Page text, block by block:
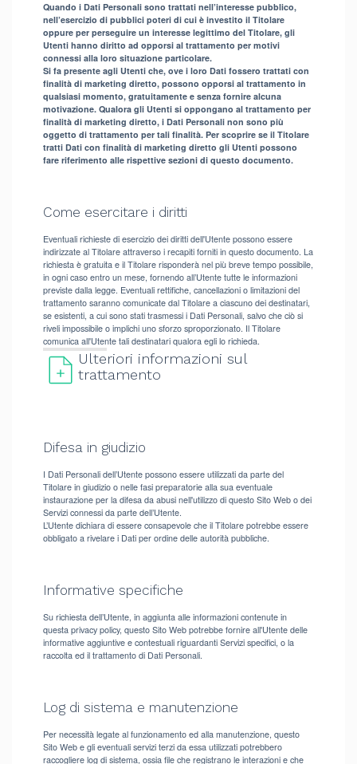
Quando i Dati Personali sono trattati nell’interesse pubblico,
nell’esercizio di pubblici poteri di cui è investito il Titolare
oppure per perseguire un interesse legittimo del Titolare, gli
Utenti hanno diritto ad opporsi al trattamento per motivi
connessi alla loro situazione particolare.
Si fa presente agli Utenti che, ove i loro Dati fossero trattati con
finalità di marketing diretto, possono opporsi al trattamento in
qualsiasi momento, gratuitamente e senza fornire alcuna
motivazione. Qualora gli Utenti si oppongano al trattamento per
finalità di marketing diretto, i Dati Personali non sono più
oggetto di trattamento per tali finalità. Per scoprire se il Titolare
tratti Dati con finalità di marketing diretto gli Utenti possono
fare riferimento alle rispettive sezioni di questo documento.
Come esercitare i diritti
Eventuali richieste di esercizio dei diritti dell'Utente possono essere
indirizzate al Titolare attraverso i recapiti forniti in questo documento. La
richiesta è gratuita e il Titolare risponderà nel più breve tempo possibile,
in ogni caso entro un mese, fornendo all’Utente tutte le informazioni
previste dalla legge. Eventuali rettifiche, cancellazioni o limitazioni del
trattamento saranno comunicate dal Titolare a ciascuno dei destinatari,
se esistenti, a cui sono stati trasmessi i Dati Personali, salvo che ciò si
riveli impossibile o implichi uno sforzo sproporzionato. Il Titolare
comunica all'Utente tali destinatari qualora egli lo richieda.
Ulteriori informazioni sul
trattamento
Difesa in giudizio
I Dati Personali dell’Utente possono essere utilizzati da parte del
Titolare in giudizio o nelle fasi preparatorie alla sua eventuale
instaurazione per la difesa da abusi nell'utilizzo di questo Sito Web o dei
Servizi connessi da parte dell’Utente.
L’Utente dichiara di essere consapevole che il Titolare potrebbe essere
obbligato a rivelare i Dati per ordine delle autorità pubbliche.
Informative specifiche
Su richiesta dell’Utente, in aggiunta alle informazioni contenute in
questa privacy policy, questo Sito Web potrebbe fornire all'Utente delle
informative aggiuntive e contestuali riguardanti Servizi specifici, o la
raccolta ed il trattamento di Dati Personali.
Log di sistema e manutenzione
Per necessità legate al funzionamento ed alla manutenzione, questo
Sito Web e gli eventuali servizi terzi da essa utilizzati potrebbero
raccogliere log di sistema, ossia file che registrano le interazioni e che